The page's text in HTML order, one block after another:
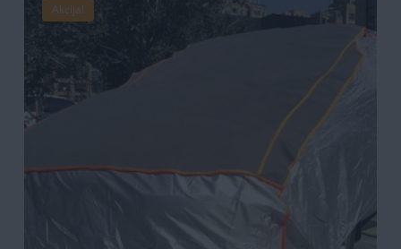
Akcija!